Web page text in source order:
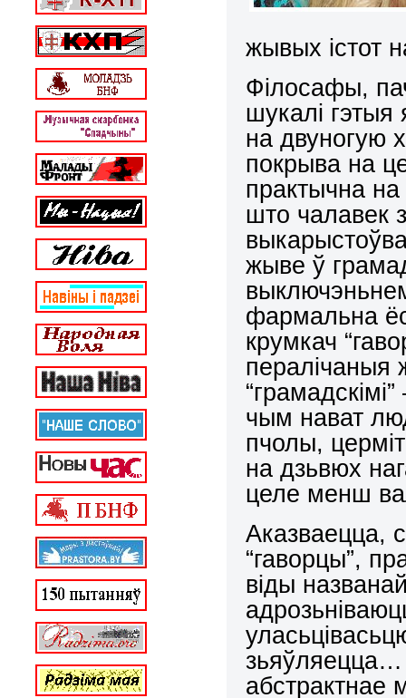
жывых істот
Філосафы,
шукалі гэтыя
на двуногую
покрыва на
практычна
што чалавек
жыве ў
фармальна
крумкач
пералічаныя
чым нават
пчолы,
на дзьвюх
целе менш
Аказваецца,
“гаворцы”,
віды
абстрактнае